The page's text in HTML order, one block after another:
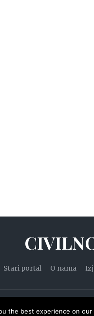
Stari portal O nama
the best experience on